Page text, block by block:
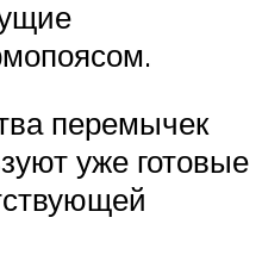
перемычек
уже готовые